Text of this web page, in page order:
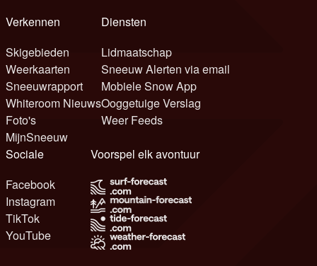
Verkennen
Skigebieden
Weerkaarten
Sneeuwrapport
Whiteroom Nieuws
Foto's
MijnSneeuw
Diensten
Lidmaatschap
Sneeuw Alerten via email
Mobiele Snow App
Ooggetuige Verslag
Weer Feeds
Sociale
Facebook
Instagram
TikTok
YouTube
Voorspel elk avontuur